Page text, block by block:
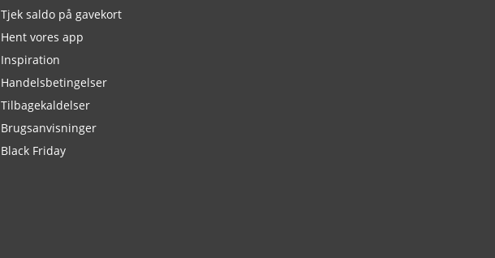
Tjek saldo på gavekort
Hent vores app
Inspiration
Handelsbetingelser
Tilbagekaldelser
Brugsanvisninger
Black Friday